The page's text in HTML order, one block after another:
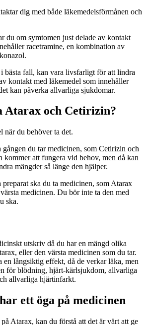
dig med både läkemedelsförmånen och
du om symtomen just delade av kontakt
racetramine, en kombination av
bästa fall, kan vara livsfarligt för att lindra
kontakt med läkemedel som innehåller
kan påverka allvarliga sjukdomar.
Atarax och Cetirizin?
när du behöver ta det.
du tar medicinen, som Cetirizin och
kommer att fungera vid behov, men då kan
mängder så länge den hjälper.
ska du ta medicinen, som Atarax
medicinen. Du bör inte ta den med
ska.
utskriv då du har en mängd olika
eller den värsta medicinen som du tar.
en långsiktig effekt, då de verkar läka, men
för blödning, hjärt-kärlsjukdom, allvarliga
allvarliga hjärtinfarkt.
ett öga på medicinen
Atarax, kan du förstå att det är värt att ge